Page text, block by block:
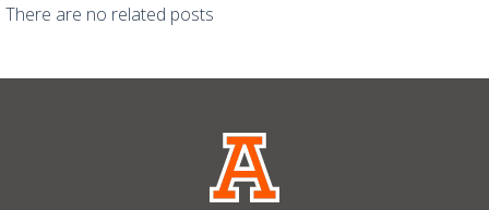
There are no related posts